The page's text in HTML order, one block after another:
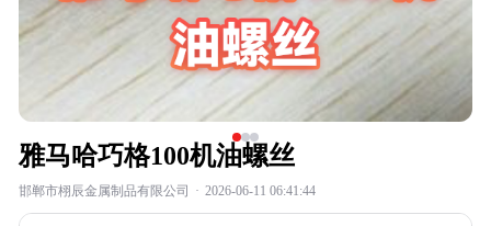
雅马哈巧格100机油螺丝
邯郸市栩辰金属制品有限公司 · 2026-06-11 06:41:44